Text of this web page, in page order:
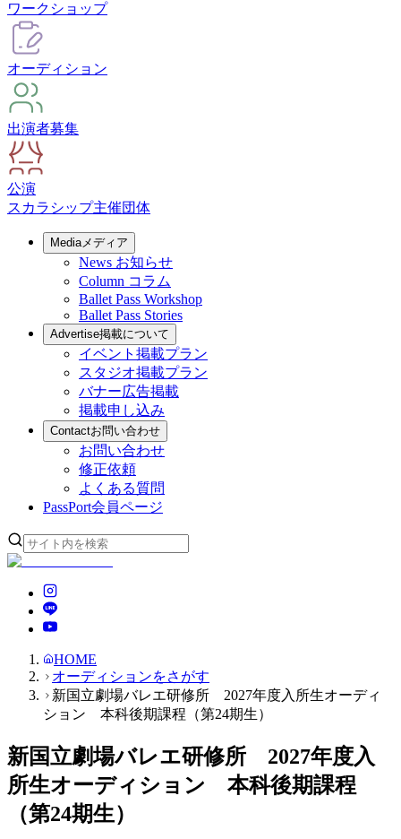
ワークショップ
オーディション
出演者募集
公演
スカラシップ主催団体
Mediaメディア
News お知らせ
Column コラム
Ballet Pass Workshop
Ballet Pass Stories
Advertise掲載について
イベント掲載プラン
スタジオ掲載プラン
バナー広告掲載
掲載申し込み
Contactお問い合わせ
お問い合わせ
修正依頼
よくある質問
PassPort会員ページ
HOME
オーディションをさがす
新国立劇場バレエ研修所 2027年度入所生オーディ
ション 本科後期課程（第24期生）
新国立劇場バレエ研修所 2027年度入
所生オーディション 本科後期課程
（第24期生）